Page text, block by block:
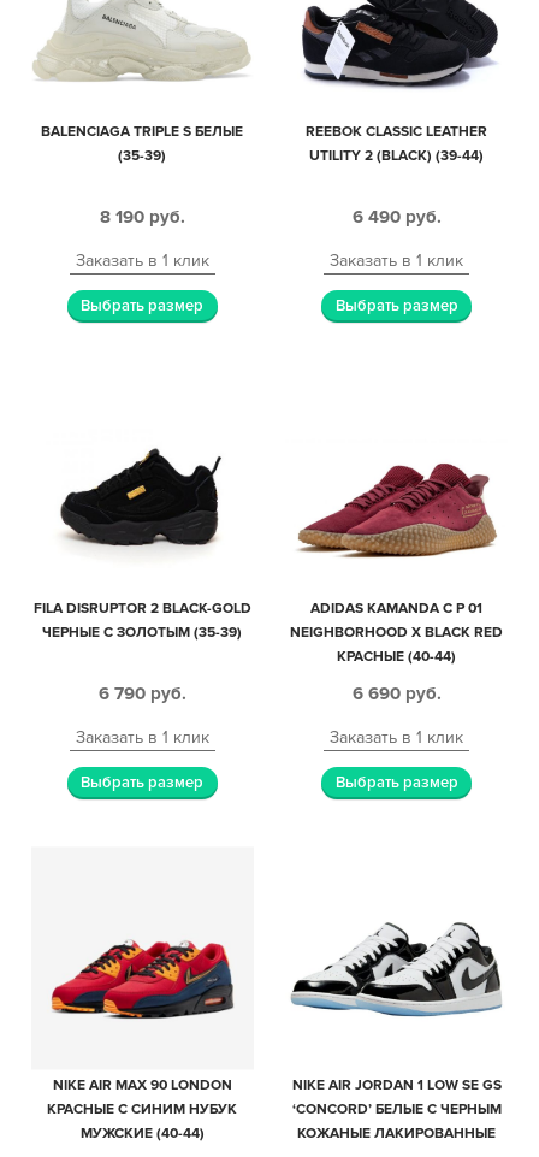
BALENCIAGA TRIPLE S БЕЛЫЕ
(35-39)
8 190 руб.
Заказать в 1 клик
Выбрать размер
REEBOK CLASSIC LEATHER
UTILITY 2 (BLACK) (39-44)
6 490 руб.
Заказать в 1 клик
Выбрать размер
FILA DISRUPTOR 2 BLACK-GOLD
ЧЕРНЫЕ С ЗОЛОТЫМ (35-39)
6 790 руб.
Заказать в 1 клик
Выбрать размер
ADIDAS KAMANDA C P 01
NEIGHBORHOOD X BLACK RED
КРАСНЫЕ (40-44)
6 690 руб.
Заказать в 1 клик
Выбрать размер
NIKE AIR MAX 90 LONDON
КРАСНЫЕ С СИНИМ НУБУК
МУЖСКИЕ (40-44)
NIKE AIR JORDAN 1 LOW SE GS
‘CONCORD’ БЕЛЫЕ С ЧЕРНЫМ
КОЖАНЫЕ ЛАКИРОВАННЫЕ